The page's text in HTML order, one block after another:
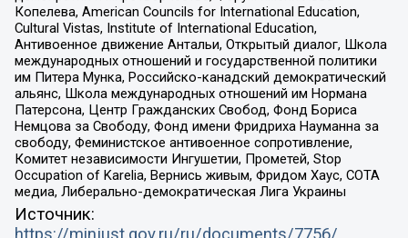
Копелева, American Councils for International Education,
Cultural Vistas, Institute of International Education,
Антивоенное движение Антальи, Открытый диалог, Школа
международных отношений и государственной политики
им Питера Мунка, Российско-канадский демократический
альянс, Школа международных отношений им Нормана
Патерсона, Центр Гражданских Свобод, Фонд Бориса
Немцова за Свободу, Фонд имени Фридриха Науманна за
свободу, Феминистское антивоенное сопротивление,
Комитет независимости Ингушетии, Прометей, Stop
Occupation of Karelia, Вернись живым, Фридом Хаус, СОТА
медиа, Либерально-демократическая Лига Украины
Источник: